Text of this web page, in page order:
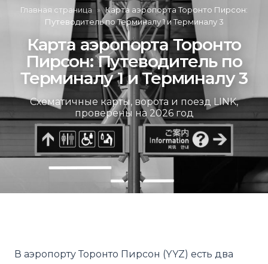
Главная страница » Карта аэропорта Торонто Пирсон:
Путеводитель по Терминалу 1 и Терминалу 3
Карта аэропорта Торонто
Пирсон: Путеводитель по
Терминалу 1 и Терминалу 3
Схематичные карты, ворота и поезд LINK,
проверены на 2026 год
В аэропорту Торонто Пирсон (YYZ) есть два